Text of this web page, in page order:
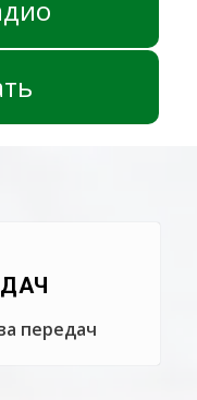
передач